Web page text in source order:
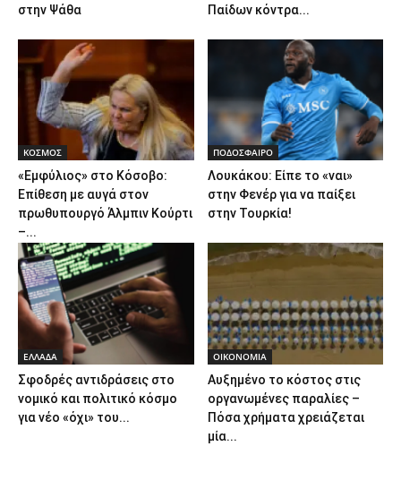
στην Ψάθα
Παίδων κόντρα...
ΚΟΣΜΟΣ
«Εμφύλιος» στο Κόσοβο:
Επίθεση με αυγά στον
πρωθυπουργό Άλμπιν Κούρτι
–...
ΠΟΔΟΣΦΑΙΡΟ
Λουκάκου: Είπε το «ναι»
στην Φενέρ για να παίξει
στην Τουρκία!
ΕΛΛΑΔΑ
Σφοδρές αντιδράσεις στο
νομικό και πολιτικό κόσμο
για νέο «όχι» του...
ΟΙΚΟΝΟΜΙΑ
Αυξημένο το κόστος στις
οργανωμένες παραλίες –
Πόσα χρήματα χρειάζεται
μία...